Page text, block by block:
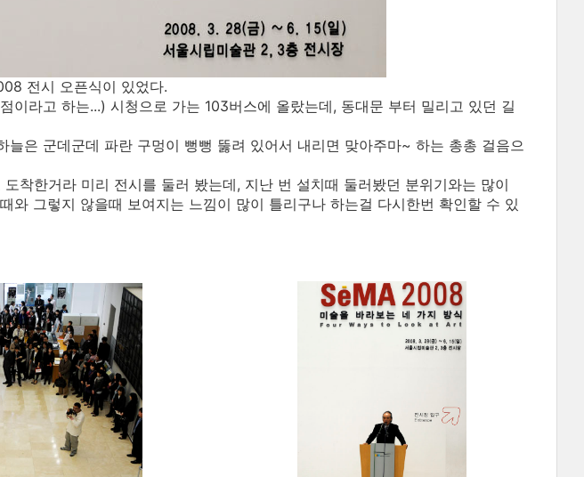
전시 오픈식이 있었다.
이라고 하는...) 시청으로 가는 103버스에 올랐는데, 동대문 부터 밀리고 있던 길
늘은 군데군데 파란 구멍이 뻥뻥 뚫려 있어서 내리면 맞아주마~ 하는 총총 걸음으
착한거라 미리 전시를 둘러 봤는데, 지난 번 설치때 둘러봤던 분위기와는 많이
와 그렇지 않을때 보여지는 느낌이 많이 틀리구나 하는걸 다시한번 확인할 수 있